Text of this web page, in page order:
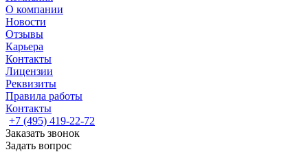
О компании
Новости
Отзывы
Карьера
Контакты
Лицензии
Реквизиты
Правила работы
Контакты
+7 (495) 419-22-72
Заказать звонок
Задать вопрос